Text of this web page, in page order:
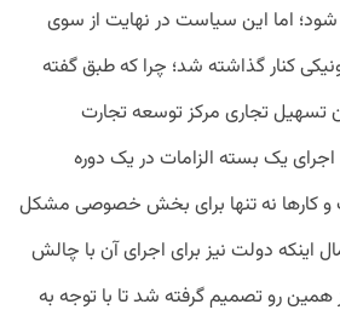
شود؛ اما این سیاست در نهایت از سوی
کنار گذاشته شد؛ چرا که طبق گفته
تسهیل تجاری مرکز توسعه تجارت
اجرای یک بسته الزامات در یک دوره
کارها نه تنها برای بخش خصوصی مشکل
اینکه دولت نیز برای اجرای آن با چالش
همین رو تصمیم گرفته شد تا با توجه به